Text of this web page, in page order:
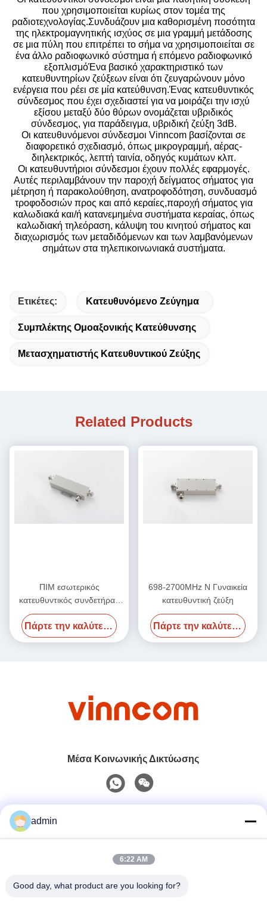
που χρησιμοποιείται κυρίως στον τομέα της
ραδιοτεχνολογίας.Συνδυάζουν μια καθορισμένη ποσότητα
της ηλεκτρομαγνητικής ισχύος σε μια γραμμή μετάδοσης
σε μια πύλη που επιτρέπει το σήμα να χρησιμοποιείται σε
ένα άλλο ραδιοφωνικό σύστημα ή επόμενο ραδιοφωνικό
εξοπλισμόΈνα βασικό χαρακτηριστικό των
κατευθυντηρίων ζεύξεων είναι ότι ζευγαρώνουν μόνο
ενέργεια που ρέει σε μία κατεύθυνση.Ένας κατευθυντικός
σύνδεσμος που έχει σχεδιαστεί για να μοιράζει την ισχύ
εξίσου μεταξύ δύο θύρων ονομάζεται υβριδικός
σύνδεσμος, για παράδειγμα, υβριδική ζεύξη 3dB.
Οι κατευθυνόμενοι σύνδεσμοι Vinncom βασίζονται σε
διαφορετικό σχεδιασμό, όπως μικρογραμμή, αέρας-
διηλεκτρικός, λεπτή ταινία, οδηγός κυμάτων κλπ.
Οι κατευθυντήριοι σύνδεσμοι έχουν πολλές εφαρμογές.
Αυτές περιλαμβάνουν την παροχή δείγματος σήματος για
μέτρηση ή παρακολούθηση, ανατροφοδότηση, συνδυασμό
τροφοδοσιών προς και από κεραίες,παροχή σήματος για
καλωδιακά και/ή κατανεμημένα συστήματα κεραίας, όπως
καλωδιακή τηλεόραση, κάλυψη του κινητού σήματος και
διαχωρισμός των μεταδιδόμενων και των λαμβανόμενων
σημάτων στα τηλεπικοινωνιακά συστήματα.
Ετικέτες: Κατευθυνόμενο Ζεύγημα
Συμπλέκτης Ομοαξονικής Κατεύθυνσης
Μετασχηματιστής Κατευθυντικού Ζεύξης
Related Products
ΠΙΜ εσωτερικός
κατευθυντικός συνδετήρας
σε μικροκύματα N θηλυκό
550MHz-2700MHzΠάρτε την καλύτερη τιμή
698-2700MHz N Γυναικεία
κατευθυντική ζεύξη
Πάρτε την καλύτερη τιμή
Μέσα Κοινωνικής Δικτύωσης
0086-551-65396351
admin
6:22 AM
Good day, what product are you looking for?